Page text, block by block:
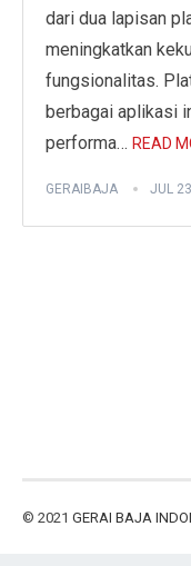
dari dua lapisan
meningkatkan
fungsionalitas.
berbagai aplikasi
performa… READ
GERAIBAJA JUL
© 2021 GERAI BAJA